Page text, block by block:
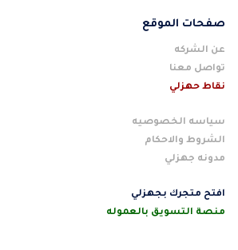
صفحات الموقع
عن الشركه
تواصل معنا
نقاط حهزلي
سياسه الخصوصيه
الشروط والاحكام
مدونه جهزلي
افتح متجرك بجهزلي
منصة التسويق بالعموله